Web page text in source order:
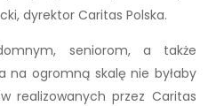
dyrektor Caritas Polska.
seniorom, a także
na ogromną skalę nie byłaby
realizowanych przez Caritas